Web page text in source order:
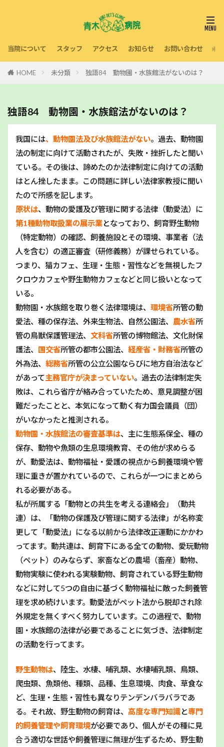
当院について スタッフ アクセス お知らせ お問い合わせ 利
HOME 未分類 独語84 動物園・水族館法がないのは？
独語84 動物園・水族館法がないのは？
我国には、動物園法及び水族館法がない。過去、動物園
法の制定に向けて活動されたが、失敗・挫折したと聞い
ている。その後は、諦めたのか法律制定に向けての活動
はとん挫したまま。この問題に詳しい法律家教授に聞い
たので所感を記します。
原状は、動物の愛護及び管理に関する法律（動愛法）に
第1種動物取扱業の展示業となっており、飼育野生動物
（特定動物）の確認、飼養施設とその環境、事業者（法
人を含む）の適正審査（研修義務）が課せられている。
つまり、猫カフェ、生理・生態・習性などを無視したフ
クロウカフェや野生動物カフェなどと同じ扱いとなって
いる。
動物園・水族館を取り巻く法律環境は、 環境省所管の動
愛法、種の保存法、外来生物法、自然公園法、 農水省所
管の鳥獣保護管理法、 文科省所管の博物館法、文化財保
護法、 国交省所管の都市公園法、 経産省・財務省所管の
外為法、 総務省所管の公立公園ならびに地方自治法など
があって主務官庁が決まっていない。過去の法律制定失
敗は、これら省庁が絡み合っていたため、意見調整が困
難だったことと、本気になって動く有力国会議員（団）
がいなかったと推測される。
動物園・水族館法の審査基準は、主に生態系保全、種の
保存、動物や魚類の生息環境教育、その他が求めらる
が、動愛法は、動物福祉・愛護の視点から飼養環境や管
理に重きが置かれているので、これらが一つにまとめら
れる必要がある。
私が所属する「動物との共生を考える連絡会」（動共
連）は、「動物の保護及び管理に関する法律」が名称変
更して「動愛法」になる以前から法律改正運動にかかわ
ってます。動共連は、飼育下にある全ての動物、愛玩動物
（ペット）のみならず、家畜などの農場（畜産）動物、
動物実験に使われる実験動物、飼育されている野生動物
などに対して5つの自由に基づく動物福祉に敵った飼養管
理を求め続けいます。動愛法がペット法から脱却され除
外規定を無くすべく努力しています。この過程で、動物
園・水族館の法律が必要であることに気づき、法律制定
の活動を行ってます。
野生動物は、陸生、水棲、哺乳類、水棲哺乳類、鳥類、
爬虫類、魚類他、種類、品種、生息環境、肉食、草食な
ど、生理・生態・習性も異なりテンデンバラバラであ
る。それ故、野生動物の飼育は、 高度な専門知識と専門
的飼養管理や飼育環境が必要であり、個人がその種に見
合う適切な世話や飼養管理に無理が生ずるため、野生動